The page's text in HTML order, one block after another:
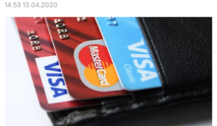
14:53 13.04.2020